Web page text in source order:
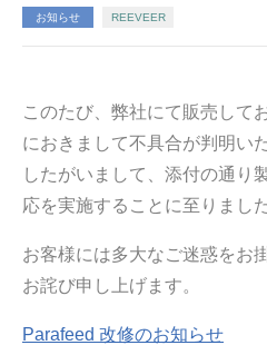
お知らせ REEVEER
このたび、弊社にて販売して
におきまして不具合が判明い
したがいまして、添付の通り
応を実施することに至りました
お客様には多大なご迷惑をお
お詫び申し上げます。
Parafeed 改修のお知らせ